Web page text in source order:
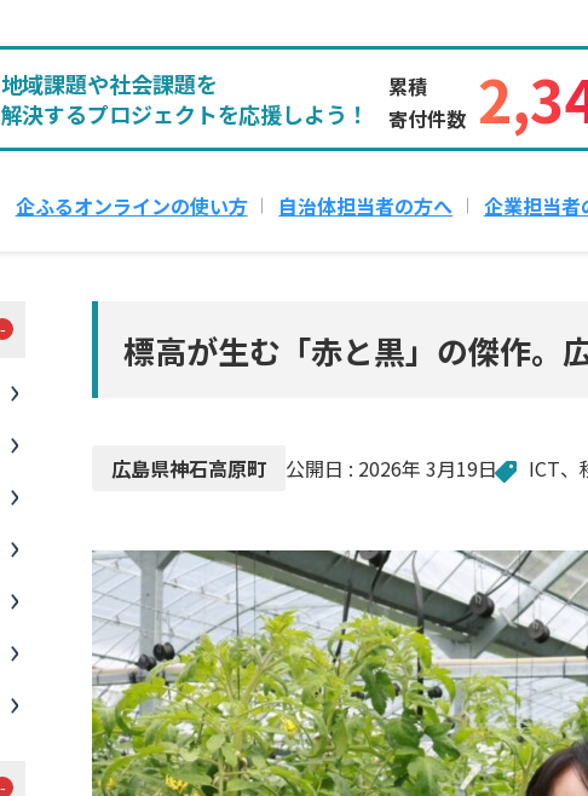
地域課題や社会課題を
解決するプロジェクトを応援しよう！
累積
寄付件数
企ふるオンラインの使い方 自治体担当者の方へ 企業担当者
標高が生む「赤と黒」の傑作。
広島県神石高原町 公開日 : 2026年 3月19日 ICT、